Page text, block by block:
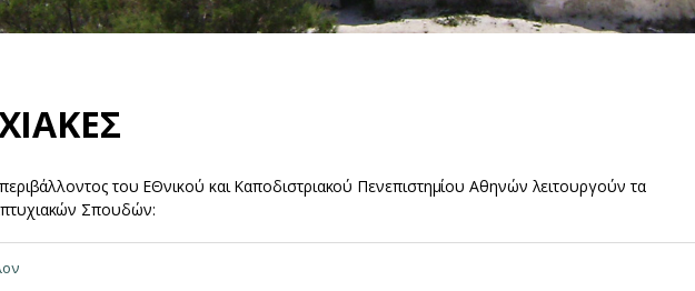
του ΕΘνικού και Καποδιστριακού Πενεπιστημίου Αθηνών λειτουργούν τα
Σπουδών: